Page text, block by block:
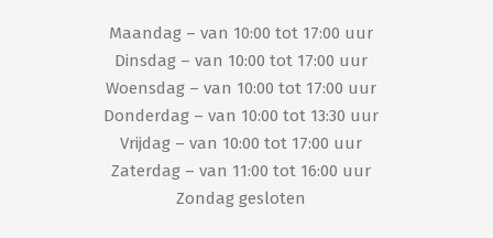
Maandag – van 10:00 tot 17:00 uur
Dinsdag – van 10:00 tot 17:00 uur
Woensdag – van 10:00 tot 17:00 uur
Donderdag – van 10:00 tot 13:30 uur
Vrijdag – van 10:00 tot 17:00 uur
Zaterdag – van 11:00 tot 16:00 uur
Zondag gesloten